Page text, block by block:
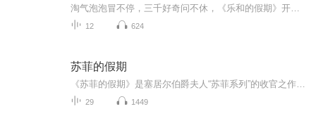
12 624
苏菲的假期
29 1449